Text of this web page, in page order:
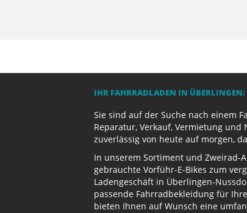
IHR FAHRRADLADEN IN ÜBERLINGEN:
Sie sind auf der Suche nach einem
Reparatur, Verkauf, Vermietung
zuverlässig von heute auf morgen,
In unserem Sortiment und Zweirad-
gebrauchte Vorführ-E-Bikes zum
Ladengeschäft in Überlingen-
passende Fahrradbekleidung für
bieten Ihnen auf Wunsch eine